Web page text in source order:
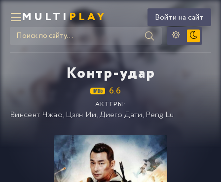
MULTIPLAY Войти на сайт
Контр-удар
6.6
АКТЕРЫ:
Винсент Чжао, Цзян Ии,Диего Дати, Peng Lu